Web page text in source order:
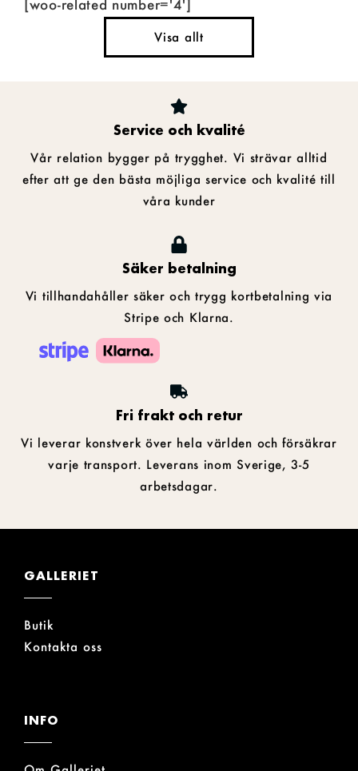
[woo-related number='4']
Visa allt
Service och kvalité
Vår relation bygger på trygghet. Vi strävar alltid
efter att ge den bästa möjliga service och kvalité till
våra kunder
Säker betalning
Vi tillhandahåller säker och trygg kortbetalning via
Stripe och Klarna.
Fri frakt och retur
Vi leverar konstverk över hela världen och försäkrar
varje transport. Leverans inom Sverige, 3-5
arbetsdagar.
GALLERIET
Butik
Kontakta oss
INFO